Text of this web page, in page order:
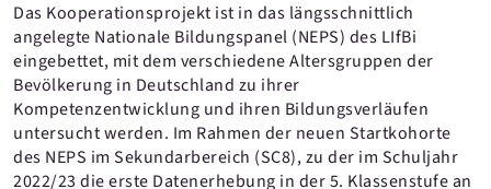
Das Kooperationsprojekt ist in das längsschnittlich
angelegte Nationale Bildungspanel (NEPS) des LIfBi
eingebettet, mit dem verschiedene Altersgruppen der
Bevölkerung in Deutschland zu ihrer
Kompetenzentwicklung und ihren Bildungsverläufen
untersucht werden. Im Rahmen der neuen Startkohorte
des NEPS im Sekundarbereich (SC8), zu der im Schuljahr
2022/23 die erste Datenerhebung in der 5. Klassenstufe an